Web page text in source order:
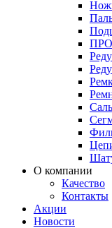
О компании
Качество
Контакты
Акции
Новости